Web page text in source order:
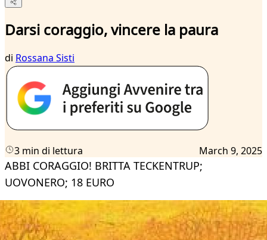
Darsi coraggio, vincere la paura
di Rossana Sisti
3 min di lettura March 9, 2025
ABBI CORAGGIO! BRITTA TECKENTRUP;
UOVONERO; 18 EURO